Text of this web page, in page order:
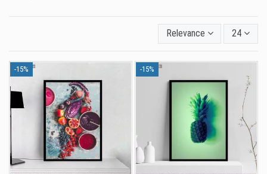
Relevance 24
-15% -15%